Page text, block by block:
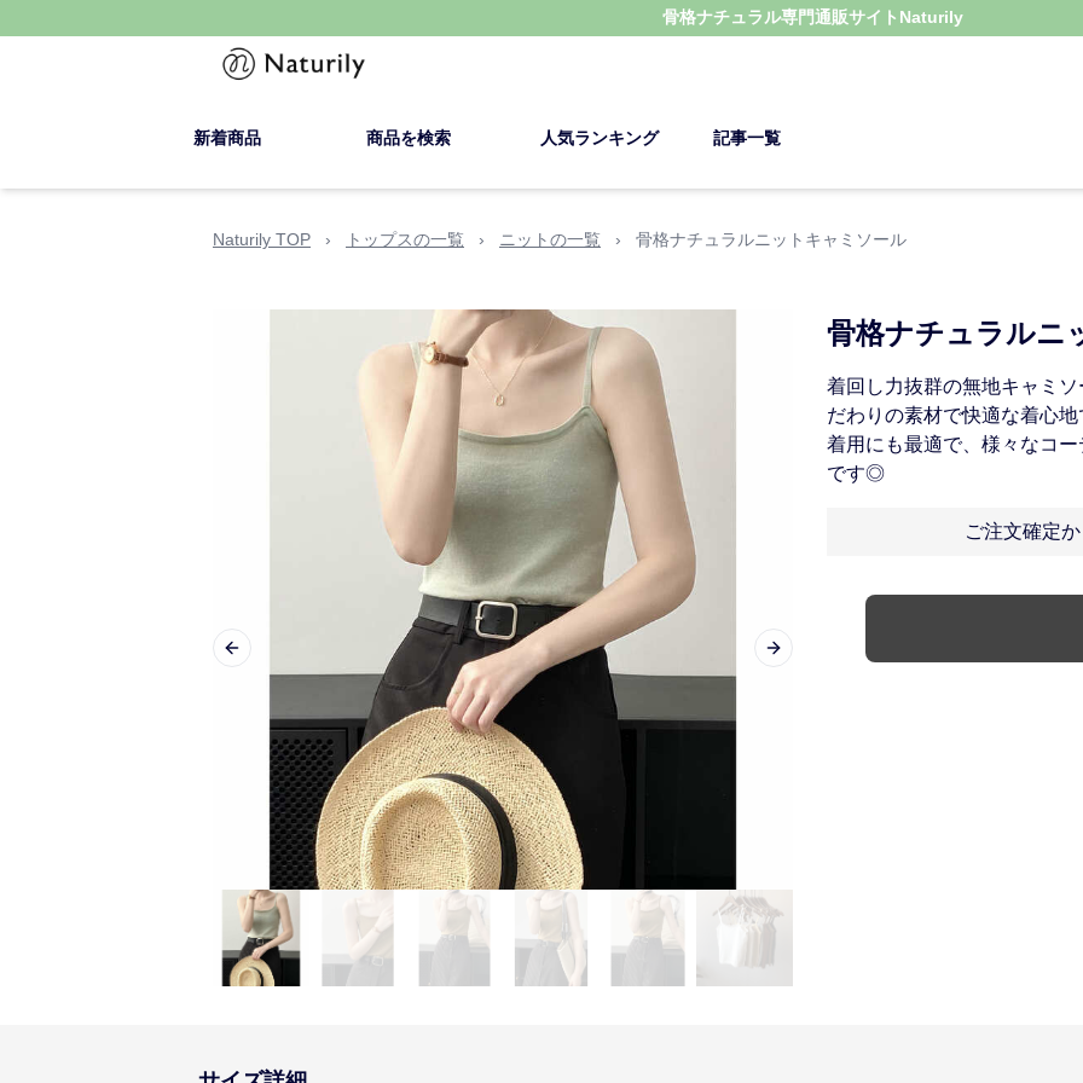
骨格ナチュラル専門通販サイト Naturily
新着商品 商品を検索 人気ランキング 記事一覧
Naturily TOP › トップスの一覧 › ニットの一覧 › 骨格ナチュラルニットキャミソール
Previous slide Next slide
骨格ナチュラルニ
着回し力抜群の無地キャミ
だわりの素材で快適な着心
着用にも最適で、様々なコ
です◎
ご注文確定